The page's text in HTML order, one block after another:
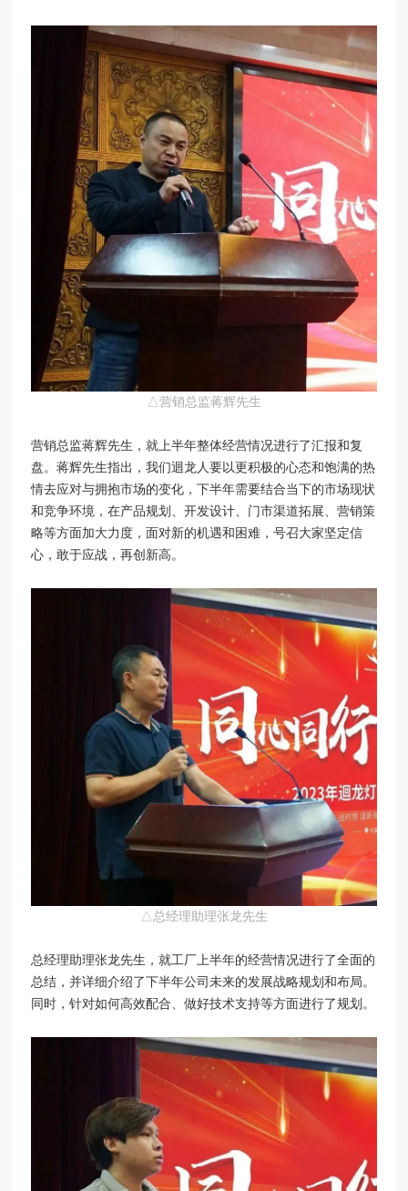
△营销总监蒋辉先生
营销总监蒋辉先生，就上半年整体经营情况进行了汇报和复
盘。蒋辉先生指出，我们迴龙人要以更积极的心态和饱满的热
情去应对与拥抱市场的变化，下半年需要结合当下的市场现状
和竞争环境，在产品规划、开发设计、门市渠道拓展、营销策
略等方面加大力度，面对新的机遇和困难，号召大家坚定信
心，敢于应战，再创新高。
△总经理助理张龙先生
总经理助理张龙先生，就工厂上半年的经营情况进行了全面的
总结，并详细介绍了下半年公司未来的发展战略规划和布局。
同时，针对如何高效配合、做好技术支持等方面进行了规划。